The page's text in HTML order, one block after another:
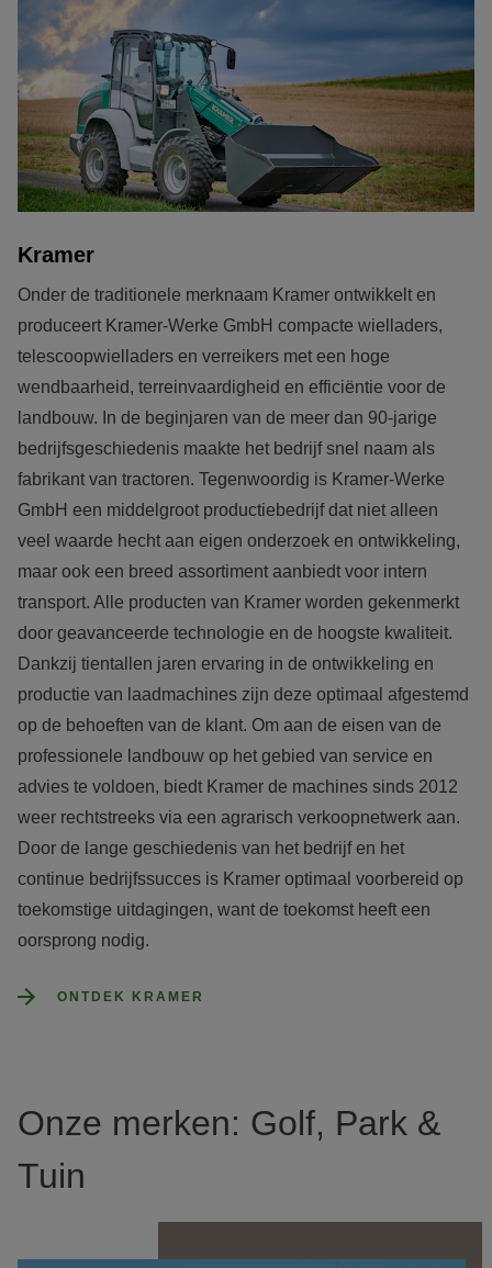
Kramer
Onder de traditionele merknaam Kramer ontwikkelt en
produceert Kramer-Werke GmbH compacte wielladers,
telescoopwielladers en verreikers met een hoge
wendbaarheid, terreinvaardigheid en efficiëntie voor de
landbouw. In de beginjaren van de meer dan 90-jarige
bedrijfsgeschiedenis maakte het bedrijf snel naam als
fabrikant van tractoren. Tegenwoordig is Kramer-Werke
GmbH een middelgroot productiebedrijf dat niet alleen
veel waarde hecht aan eigen onderzoek en ontwikkeling,
maar ook een breed assortiment aanbiedt voor intern
transport. Alle producten van Kramer worden gekenmerkt
door geavanceerde technologie en de hoogste kwaliteit.
Dankzij tientallen jaren ervaring in de ontwikkeling en
productie van laadmachines zijn deze optimaal afgestemd
op de behoeften van de klant. Om aan de eisen van de
professionele landbouw op het gebied van service en
advies te voldoen, biedt Kramer de machines sinds 2012
weer rechtstreeks via een agrarisch verkoopnetwerk aan.
Door de lange geschiedenis van het bedrijf en het
continue bedrijfssucces is Kramer optimaal voorbereid op
toekomstige uitdagingen, want de toekomst heeft een
oorsprong nodig.
ONTDEK KRAMER
Onze merken: Golf, Park &
Tuin